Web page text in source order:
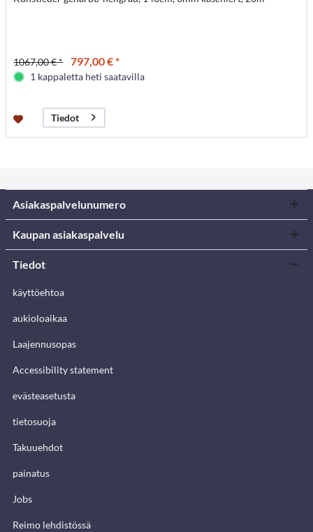
1067,00 € * 797,00 € *
1 kappaletta heti saatavilla
Tiedot
Asiakaspalvelunumero
Kaupan asiakaspalvelu
Tiedot
käyttöehtoa
aukioloaikaa
Laajennusopas
Accessibility statement
evästeasetusta
tietosuoja
Takuuehdot
painatus
Jobs
Reimo lehdistössä